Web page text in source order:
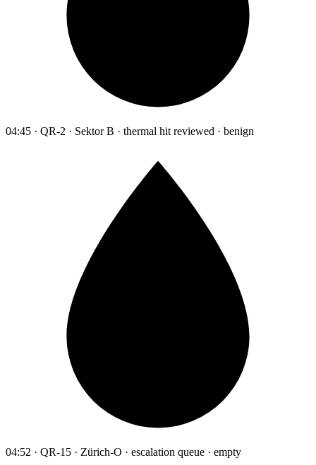
04:45 · QR-2 · Sektor B · thermal hit reviewed · benign
04:52 · QR-15 · Zürich-O · escalation queue · empty